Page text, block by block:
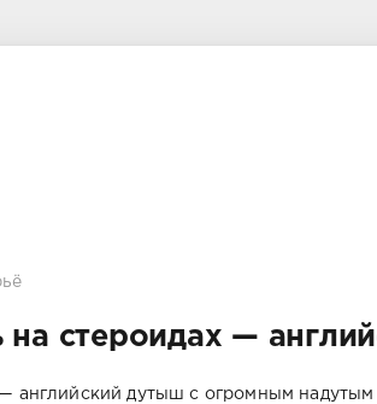
на стероидах —
— английский дутыш с огромным